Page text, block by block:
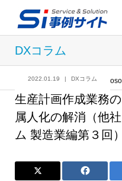
DXコラム
記事 DXコラム ,
2022.01.19 DXコラム
生産計画作成業務
属人化の解消（他
ム 製造業編第３回）